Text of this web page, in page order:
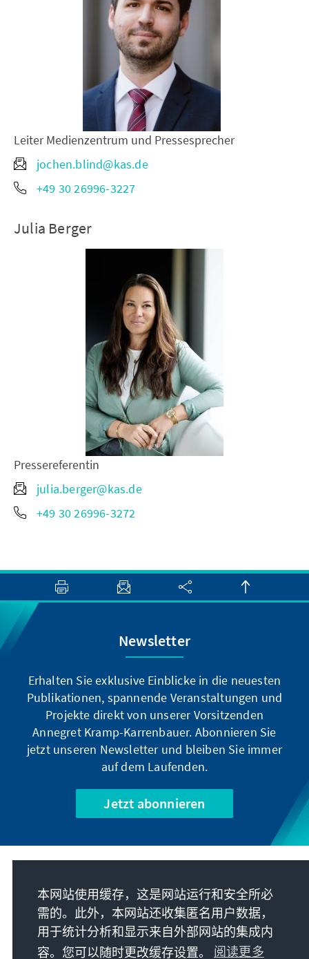
Leiter Medienzentrum und Pressesprecher
jochen.blind@kas.de
+49 30 26996-3227
Julia Berger
Pressereferentin
julia.berger@kas.de
+49 30 26996-3272
Newsletter
Erhalten Sie exklusive Einblicke in die neuesten
Publikationen, spannende Veranstaltungen und
Projekte direkt von unserer Vorsitzenden
Annegret Kramp-Karrenbauer. Abonnieren Sie
jetzt unseren Newsletter und bleiben Sie immer
auf dem Laufenden.
Jetzt abonnieren
联系
基金会更多项目
本网站使用缓存，这是网站运行和安全所必
需的。此外，本网站还收集匿名用户数据，
用于统计分析和显示来自外部网站的集成内
容。您可以随时更改缓存设置。 阅读更多